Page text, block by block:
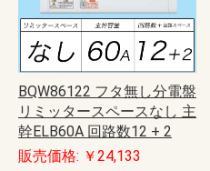
BQW86122 フタ無し分電盤
リミッタースペースなし 主
幹ELB60A 回路数12 + 2
販売価格: ￥24,133